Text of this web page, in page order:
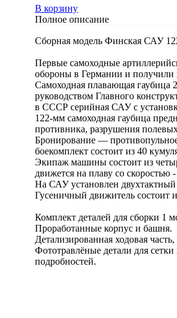
В корзину
Полное описание
Сборная модель Финская САУ
Первые самоходные
обороны в Германии и получили
Самоходная плавающая гаубица
руководством Главного
в СССР серийная САУ с
122-мм самоходная гаубица
противника, разрушения
Бронирование —
боекомплект состоит из 40
Экипаж машины состоит из
движется на плаву со скоростью
На САУ установлен
Гусеничный движитель состоит
Комплект деталей для сборки 1
Проработанные корпус и башня.
Детализированная ходовая
Фототравлёные детали для
подробностей.